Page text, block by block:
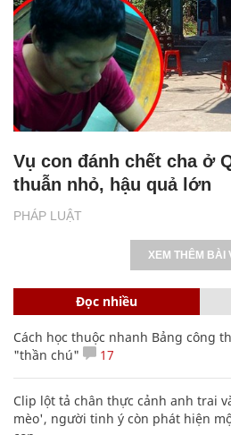
PHÁP LUẬT
Vụ con đánh chết cha ở
thuẫn nhỏ, hậu quả lớn
XEM THÊM BÀI
Đọc nhiều
Cách học thuộc nhanh Bảng công
"thần chú"
17
Clip lột tả chân thực cảnh anh trai
mèo', người tinh ý còn phát hiện